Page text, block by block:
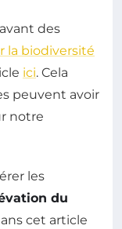
des
la biodiversité
ici. Cela
peuvent avoir
notre
les
du
cet article